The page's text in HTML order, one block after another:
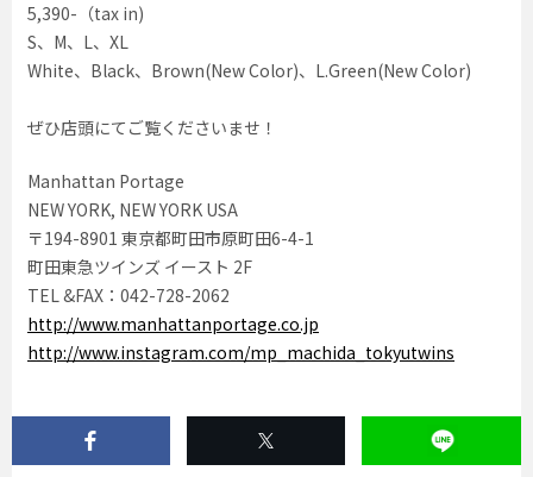
5,390-（tax in)
S、M、L、XL
White、Black、Brown(New Color)、L.Green(New Color)
ぜひ店頭にてご覧くださいませ！
Manhattan Portage
NEW YORK, NEW YORK USA
〒194-8901 東京都町田市原町田6-4-1
町田東急ツインズ イースト 2F
TEL &FAX：042-728-2062
http://www.manhattanportage.co.jp
http://www.instagram.com/mp_machida_tokyutwins